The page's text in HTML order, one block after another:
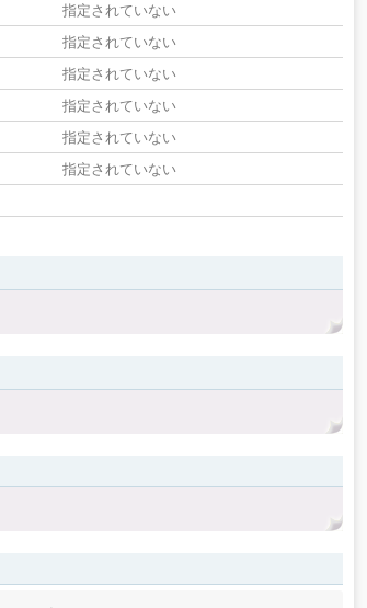
指定されていない
指定されていない
指定されていない
指定されていない
指定されていない
指定されていない